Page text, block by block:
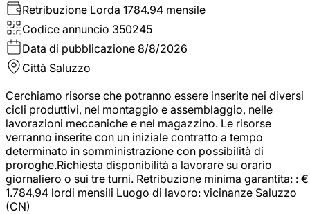
Retribuzione Lorda 1784.94 mensile
Codice annuncio 350245
Data di pubblicazione 8/8/2026
Città Saluzzo
Cerchiamo risorse che potranno essere inserite nei diversi
cicli produttivi, nel montaggio e assemblaggio, nelle
lavorazioni meccaniche e nel magazzino. Le risorse
verranno inserite con un iniziale contratto a tempo
determinato in somministrazione con possibilità di
proroghe.Richiesta disponibilità a lavorare su orario
giornaliero o sui tre turni. Retribuzione minima garantita: : €
1.784,94 lordi mensili Luogo di lavoro: vicinanze Saluzzo
(CN)